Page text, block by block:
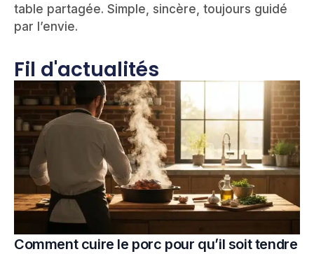
table partagée. Simple, sincère, toujours guidé
par l’envie.
Fil d'actualités
Comment cuire le porc pour qu’il soit tendre